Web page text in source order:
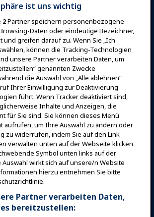
Jetzt beitreten
Karrieren
Kontakt
Schutz
Berichte
ist uns wichtig
2Partner speichern personenbezogene
Daten oder eindeutige Bezeichner,
und greifen darauf zu. Wenn Sie „Ich
können die Tracking-Technologien
unsere Partner verarbeiten Daten, um
genannten Zwecke
die Auswahl von „Alle ablehnen“
Ihrer Einwilligung zur Deaktivierung
führt. Wenn Tracker deaktiviert sind,
Inhalte und Anzeigen, die
für Sie sind. Sie können dieses Menü
aufrufen, um Ihre Auswahl zu ändern oder
zu widerrufen, indem Sie auf den Link
verwalten unten auf der Webseite klicken
Symbol unten links auf der
wirkt sich auf unsere/n Website
hierzu entnehmen Sie bitte
Partner verarbeiten Daten,
bereitzustellen: